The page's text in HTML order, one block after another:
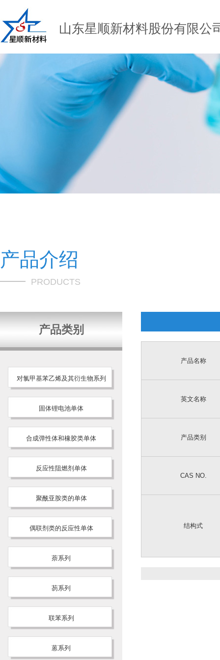
山东星顺新材料股份有限公
产品介绍
PRODUCTS
产品类别
对氯甲基苯乙烯及其衍生物系列
固体锂电池单体
合成弹性体和橡胶类单体
反应性阻燃剂单体
聚酰亚胺类的单体
偶联剂类的反应性单体
萘系列
芴系列
联苯系列
蒽系列
产品名称
英文名称
产品类别
CAS NO.
结构式